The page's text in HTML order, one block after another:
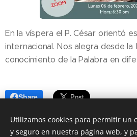
En la víspera el P. César orientó
internacional. Nos alegra desde la
conocimiento de la Palabra en
Share
Utilizamos cookies para permitir un
y seguro en nuestra página web, y